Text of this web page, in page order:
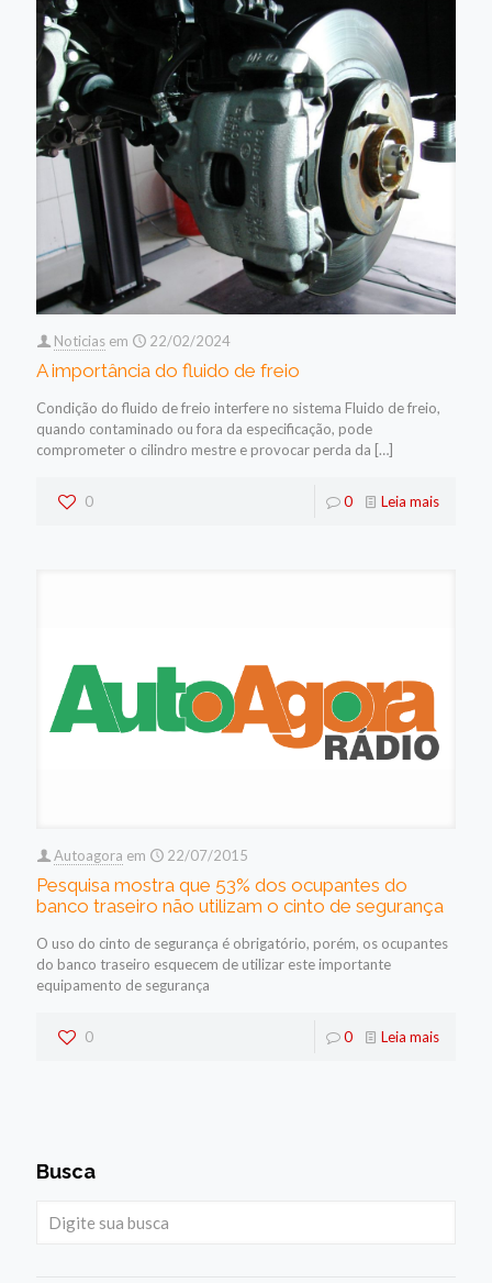
Noticias em 22/02/2024
A importância do fluido de freio
Condição do fluido de freio interfere no sistema Fluido de freio,
quando contaminado ou fora da especificação, pode
comprometer o cilindro mestre e provocar perda da […]
0 0 Leia mais
Autoagora em 22/07/2015
Pesquisa mostra que 53% dos ocupantes do
banco traseiro não utilizam o cinto de segurança
O uso do cinto de segurança é obrigatório, porém, os ocupantes
do banco traseiro esquecem de utilizar este importante
equipamento de segurança
0 0 Leia mais
Busca